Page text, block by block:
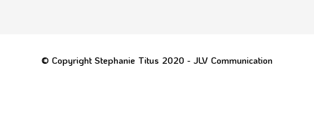
© Copyright Stephanie Titus 2020 - JLV Communication